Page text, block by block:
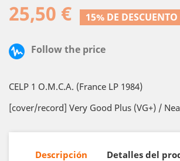
25,50 € 15% DE DESCUENTO
Follow the price
CELP 1 O.M.C.A. (France LP 1984)
[cover/record] Very Good Plus (VG+) /
Descripción Detalles del